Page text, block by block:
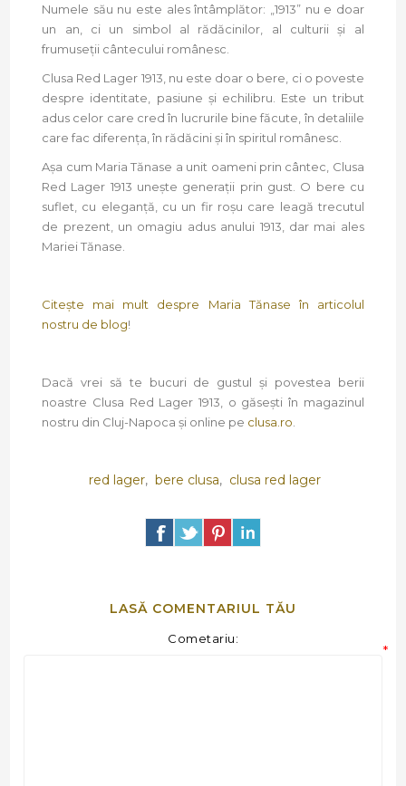
Numele său nu este ales întâmplător: „1913” nu e doar
un an, ci un simbol al rădăcinilor, al culturii și al
frumuseții cântecului românesc.
Clusa Red Lager 1913, nu este doar o bere, ci o poveste
despre identitate, pasiune și echilibru. Este un tribut
adus celor care cred în lucrurile bine făcute, în detaliile
care fac diferența, în rădăcini și în spiritul românesc.
Așa cum Maria Tănase a unit oameni prin cântec, Clusa
Red Lager 1913 unește generații prin gust. O bere cu
suflet, cu eleganță, cu un fir roșu care leagă trecutul
de prezent, un omagiu adus anului 1913, dar mai ales
Mariei Tănase.
Citește mai mult despre Maria Tănase în articolul
nostru de blog!
Dacă vrei să te bucuri de gustul și povestea berii
noastre Clusa Red Lager 1913, o găsești în magazinul
nostru din Cluj-Napoca și online pe clusa.ro
red lager, bere clusa, clusa red lager
LASĂ COMENTARIUL TĂU
Cometariu:
*